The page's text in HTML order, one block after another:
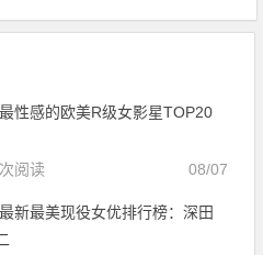
单第一
性感的欧美R级女影星TOP20
08/07
阅读
新最美现役女优排行榜：深田